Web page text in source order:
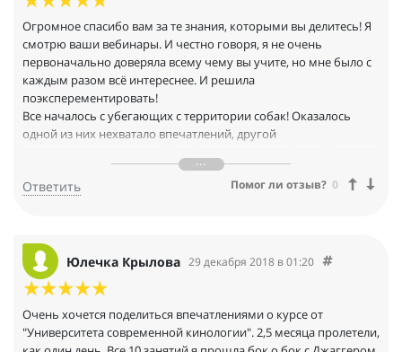
Огромное спасибо вам за те знания, которыми вы делитесь! Я
смотрю ваши вебинары. И честно говоря, я не очень
первоначально доверяла всему чему вы учите, но мне было с
каждым разом всё интереснее. И решила
поэксперементировать!
Все началось с убегающих с территории собак! Оказалось
одной из них нехватало впечатлений, другой
результат прост- мы обратили внимание на потребности
собак, мы подумали, чего им не хватает! И результат не
которую нашли в лесу привязанной к дереву( собачка была
очень проблемная... Но благодаря полученным знаниям,
собака успакоилась и начинает жить гармонии с хозяйкой и ее
ребенком!
Исходя из полученных результатов я точно знаю, (я всегда это
чувствовала , но не понимала, как сделать) не все проблемы
Ответить Помог ли отзыв? 0
Юлечка Крылова 29 декабря 2018 в 01:20
Очень хочется поделиться впечатлениями о курсе от
"Университета современной кинологии". 2,5 месяца пролетели,